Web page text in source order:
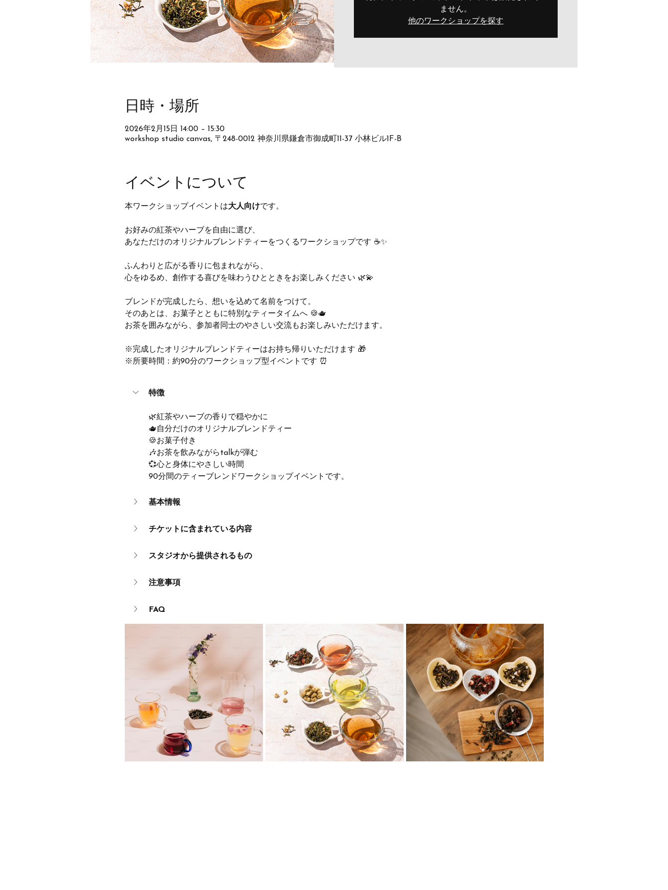
ません。
他のワークショップを探す
日時・場所
2026年2月15日 14:00 – 15:30
workshop studio canvas, 〒248-0012 神奈川県鎌倉市御成町11-37 小林ビル1F-B
イベントについて
本ワークショップイベントは大人向けです。
お好みの紅茶やハーブを自由に選び、
あなただけのオリジナルブレンドティーをつくるワークショップです ☕✨
ふんわりと広がる香りに包まれながら、
心をゆるめ、創作する喜びを味わうひとときをお楽しみください 🌿💫
ブレンドが完成したら、想いを込めて名前をつけて。
そのあとは、お菓子とともに特別なティータイムへ 🍪🫖
お茶を囲みながら、参加者同士のやさしい交流もお楽しみいただけます。
※完成したオリジナルブレンドティーはお持ち帰りいただけます 🎁
※所要時間：約90分のワークショップ型イベントです ⏰
特徴
🌿紅茶やハーブの香りで穏やかに
🫖自分だけのオリジナルブレンドティー
🍪お菓子付き
🎶お茶を飲みながらtalkが弾む
💞心と身体にやさしい時間
90分間のティーブレンドワークショップイベントです。
基本情報
チケットに含まれている内容
スタジオから提供されるもの
注意事項
FAQ